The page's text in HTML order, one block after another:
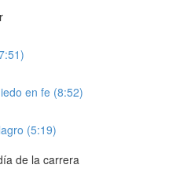
en fe (8:52)
(5:19)
de la carrera